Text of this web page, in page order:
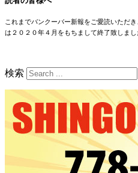
これまでバンクーバー新報をご愛読いただ
は２０２０年４月をもちまして終了致しまし
検索